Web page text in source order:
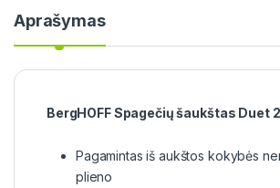
Aprašymas
BergHOFF Spagečių šaukštas Duet
Pagamintas iš aukštos kokybės
plieno